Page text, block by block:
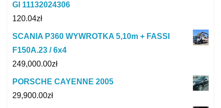
Gl 11132024306
120.04zł
SCANIA P360 WYWROTKA 5,10m + FASSI
F150A.23 / 6x4
249,000.00zł
PORSCHE CAYENNE 2005
29,900.00zł